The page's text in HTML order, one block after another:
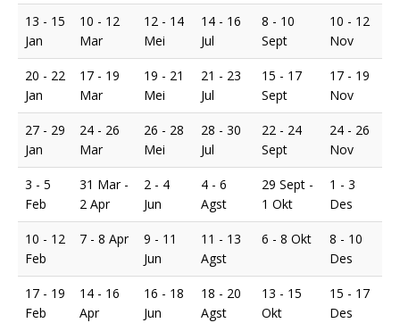
13 - 15
Jan
10 - 12
Mar
12 - 14
Mei
14 - 16
Jul
8 - 10
Sept
10 - 12
Nov
20 - 22
Jan
17 - 19
Mar
19 - 21
Mei
21 - 23
Jul
15 - 17
Sept
17 - 19
Nov
27 - 29
Jan
24 - 26
Mar
26 - 28
Mei
28 - 30
Jul
22 - 24
Sept
24 - 26
Nov
3 - 5
Feb
31 Mar -
2 Apr
2 - 4
Jun
4 - 6
Agst
29 Sept -
1 Okt
1 - 3
Des
10 - 12
Feb
7 - 8 Apr
9 - 11
Jun
11 - 13
Agst
6 - 8 Okt
8 - 10
Des
17 - 19
Feb
14 - 16
Apr
16 - 18
Jun
18 - 20
Agst
13 - 15
Okt
15 - 17
Des